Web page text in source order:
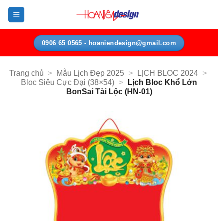
Bỏ
nội
0906 65 0565 - hoaniendesign@gmail.com
Trang chủ > Mẫu Lịch Đẹp 2025 > LỊCH BLOC 2024
>
Bloc Siêu Cực Đại (38×54) >
Lịch Bloc Khổ Lớn
BonSai Tài Lộc (HN-01)